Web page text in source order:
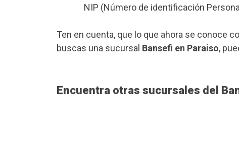
NIP (Número de identificación
Ten en cuenta, que lo que ahora se conoce
buscas una sucursal Bansefi en Paraiso,
Encuentra otras sucursales del